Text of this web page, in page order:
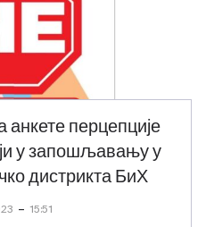
анкете перцепције
у запошљавању у
дистрикта БиХ
- 15:51